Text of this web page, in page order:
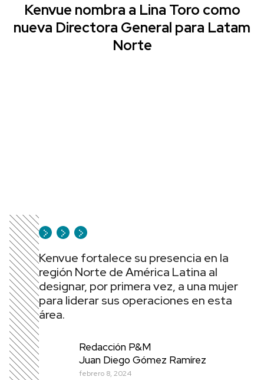
Kenvue nombra a Lina Toro como
nueva Directora General para Latam
Norte
Kenvue fortalece su presencia en la
región Norte de América Latina al
designar, por primera vez, a una mujer
para liderar sus operaciones en esta
área.
Redacción P&M
Juan Diego Gómez Ramírez
febrero 8, 2024